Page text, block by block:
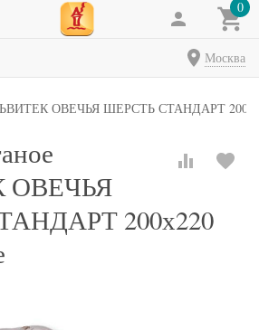
0
Москва
ОВЕЧЬЯ ШЕРСТЬ СТАНДАРТ
ОВЕЧЬЯ
200х220